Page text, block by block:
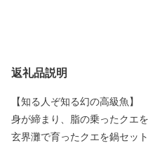
返礼品説明
【知る人ぞ知る幻の高級魚】
身が締まり、脂の乗ったクエを
玄界灘で育ったクエを鍋セッ